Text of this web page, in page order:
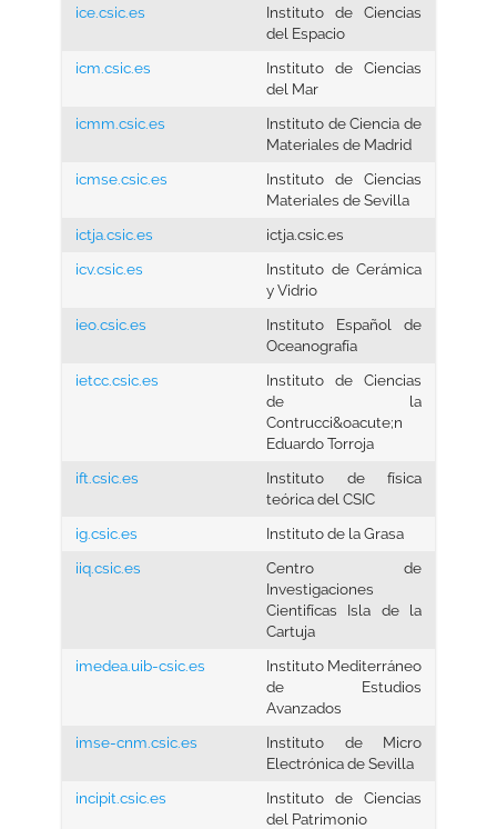
ice.csic.es
Instituto de Ciencias
del Espacio
icm.csic.es
Instituto de Ciencias
del Mar
icmm.csic.es
Instituto de Ciencia de
Materiales de Madrid
icmse.csic.es
Instituto de Ciencias
Materiales de Sevilla
ictja.csic.es
ictja.csic.es
icv.csic.es
Instituto de Cerámica
y Vidrio
ieo.csic.es
Instituto Español de
Oceanografía
ietcc.csic.es
Instituto de Ciencias
de la
Contrucci&oacute;n
Eduardo Torroja
ift.csic.es
Instituto de física
teórica del CSIC
ig.csic.es
Instituto de la Grasa
iiq.csic.es
Centro de
Investigaciones
Cientifícas Isla de la
Cartuja
imedea.uib-csic.es
Instituto Mediterráneo
de Estudios
Avanzados
imse-cnm.csic.es
Instituto de Micro
Electrónica de Sevilla
incipit.csic.es
Instituto de Ciencias
del Patrimonio